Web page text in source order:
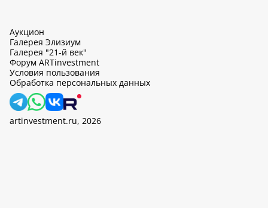
Аукцион
Галерея Элизиум
Галерея "21-й век"
Форум ARTinvestment
Условия пользования
Обработка персональных данных
artinvestment.ru, 2026